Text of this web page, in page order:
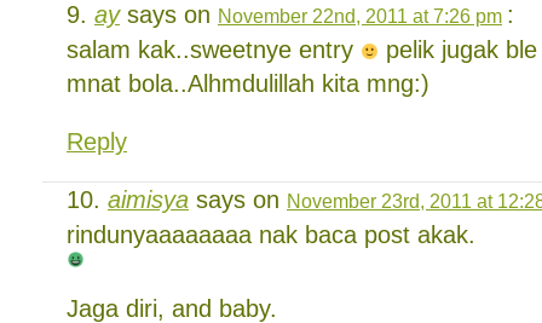
aysays on November 22nd, 2011 at 7:26 pm :
salam kak..sweetnye entry
pelik jugak
mnat bola..Alhmdulillah kita mng:)
Reply
aimisya says on November 23rd, 2011 at
rindunyaaaaaaaa nak baca post akak.
Jaga diri, and baby.